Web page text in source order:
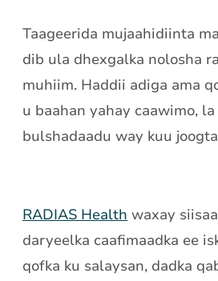
Taageerida mujaahidiinta
dib ula dhexgalka nolosha
muhiim. Haddii adiga ama
u baahan yahay caawimo,
bulshadaadu way kuu
RADIAS Health waxay
daryeelka caafimaadka ee
qofka ku salaysan, dadka